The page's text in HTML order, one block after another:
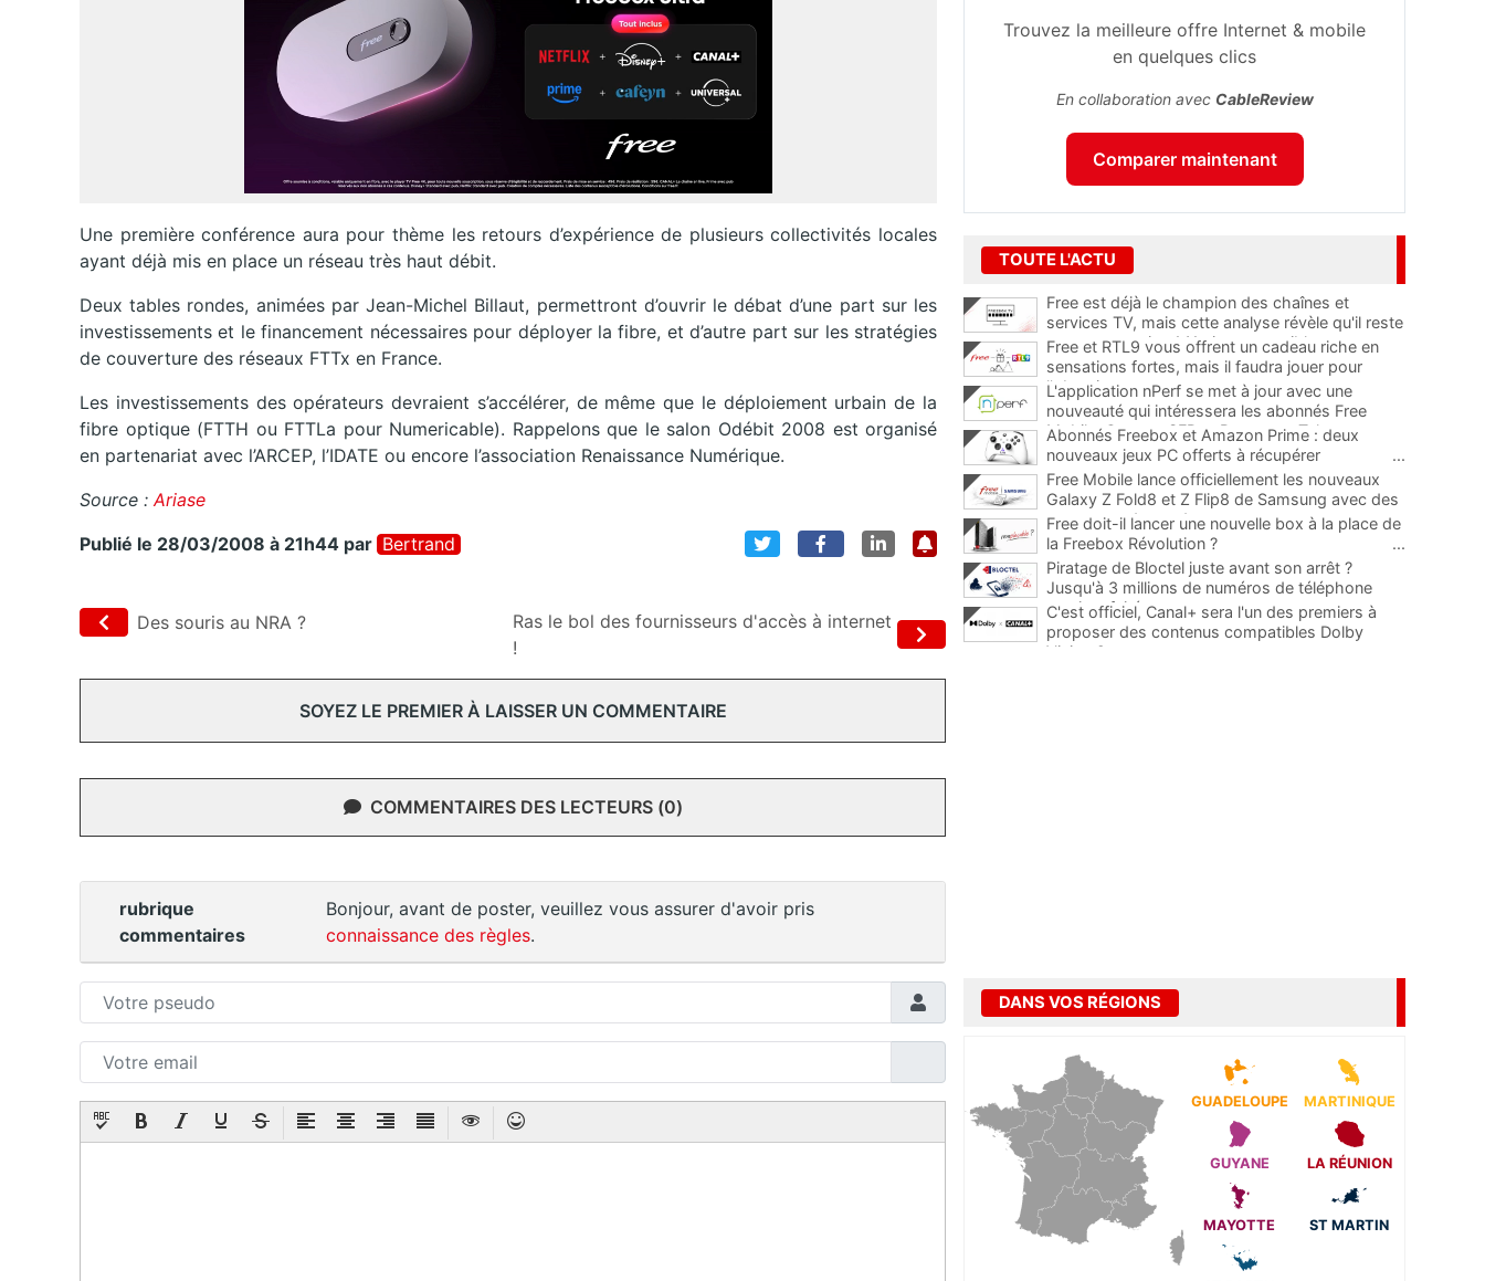
Une première conférence aura pour thème les retours d’expérience de plusieurs collectivités locales
ayant déjà mis en place un réseau très haut débit.
Deux tables rondes, animées par Jean-Michel Billaut, permettront d’ouvrir le débat d’une part sur les
investissements et le financement nécessaires pour déployer la fibre, et d’autre part sur les stratégies
de couverture des réseaux FTTx en France.
Les investissements des opérateurs devraient s’accélérer, de même que le déploiement urbain de la
fibre optique (FTTH ou FTTLa pour Numericable). Rappelons que le salon Odébit 2008 est organisé
en partenariat avec l’ARCEP, l’IDATE ou encore l’association Renaissance Numérique.
Source :Ariase
Publié le 28/03/2008 à 21h44 par Bertrand
Des souris au NRA ?
Ras le bol des fournisseurs d'accès à internet
!
SOYEZ LE PREMIER À LAISSER UN COMMENTAIRE
COMMENTAIRES DES LECTEURS (0)
rubrique
commentaires
Bonjour, avant de poster, veuillez vous assurer d'avoir pris
connaissance des règles.
Trouvez la meilleure offre Internet & mobile
en quelques clics
En collaboration avec CableReview
Comparer maintenant
TOUTE L'ACTU
Free est déjà le champion des chaînes et
services TV, mais cette analyse révèle qu'il reste
encore au moins 141 ajouts possibles
Free et RTL9 vous offrent un cadeau riche en
sensations fortes, mais il faudra jouer pour
l'obtenir
L'application nPerf se met à jour avec une
nouveauté qui intéressera les abonnés Free
Mobile, Orange, SFR et Bouygues Telecom
Abonnés Freebox et Amazon Prime : deux
nouveaux jeux PC offerts à récupérer
...
Free Mobile lance officiellement les nouveaux
Galaxy Z Fold8 et Z Flip8 de Samsung avec des
promos et des cadeaux
...
Free doit-il lancer une nouvelle box à la place de
la Freebox Révolution ?
...
Piratage de Bloctel juste avant son arrêt ?
Jusqu'à 3 millions de numéros de téléphone
auraient fuité
C'est officiel, Canal+ sera l'un des premiers à
proposer des contenus compatibles Dolby
Vision 2
DANS VOS RÉGIONS
GUADELOUPE MARTINIQUE
GUYANE LA RÉUNION
MAYOTTE ST MARTIN